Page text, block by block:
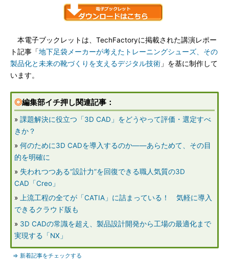
本電子ブックレットは、TechFactoryに掲載された講演レポー
ト記事「地下足袋メーカーが考えたトレーニングシューズ、その
製品化と未来の靴づくりを支えるデジタル技術 」を基に制作して
います。
◎編集部イチ押し関連記事：
» 課題解決に役立つ「3D CAD」をどうやって評価・選定すべ
きか？
» 何のために3D CADを導入するのか――あらためて、その目
的を明確に
» 失われつつある“設計力”を回復できる職人気質の3D
CAD「Creo」
»
上流工程の全てが「CATIA」に詰まっている！ 気軽に導入
できるクラウド版も
» 3D CADの常識を超え、製品設計開発から工場の最適化まで
実現する「NX」
⇒ 新着記事をチェックする